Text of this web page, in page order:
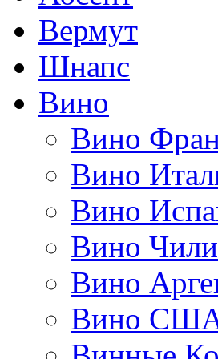
Вермут
Шнапс
Вино
Вино
Вино
Вино
Вино Чили
Вино
Вино